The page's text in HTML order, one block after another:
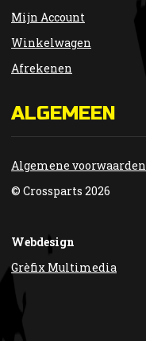
Mijn Account
Winkelwagen
Afrekenen
ALGEMEEN
Algemene voorwaarden
© Crossparts 2026
Webdesign
Grèfix Multimedia